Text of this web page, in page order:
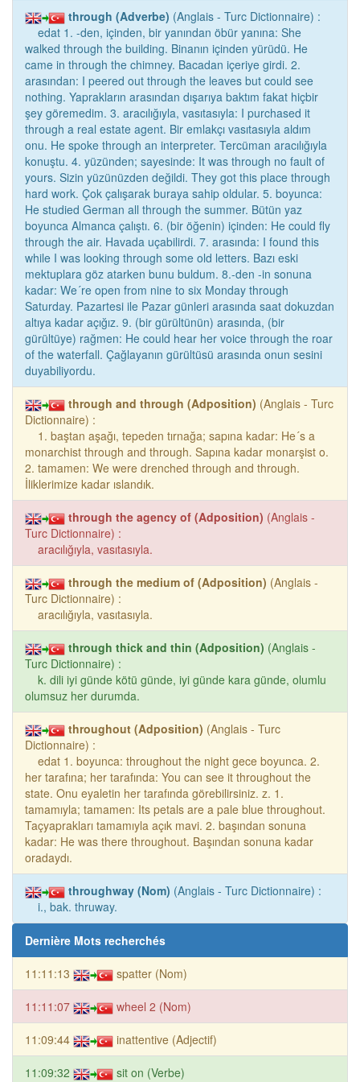
through (Adverbe) (Anglais - Turc Dictionnaire) :
edat 1. -den, içinden, bir yanından öbür yanına: She
walked through the building. Binanın içinden yürüdü. He
came in through the chimney. Bacadan içeriye girdi. 2.
arasından: I peered out through the leaves but could see
nothing. Yaprakların arasından dışarıya baktım fakat hiçbir
şey göremedim. 3. aracılığıyla, vasıtasıyla: I purchased it
through a real estate agent. Bir emlakçı vasıtasıyla aldım
onu. He spoke through an interpreter. Tercüman aracılığıyla
konuştu. 4. yüzünden; sayesinde: It was through no fault of
yours. Sizin yüzünüzden değildi. They got this place through
hard work. Çok çalışarak buraya sahip oldular. 5. boyunca:
He studied German all through the summer. Bütün yaz
boyunca Almanca çalıştı. 6. (bir öğenin) içinden: He could fly
through the air. Havada uçabilirdi. 7. arasında: I found this
while I was looking through some old letters. Bazı eski
mektuplara göz atarken bunu buldum. 8.-den -in sonuna
kadar: We´re open from nine to six Monday through
Saturday. Pazartesi ile Pazar günleri arasında saat dokuzdan
altıya kadar açığız. 9. (bir gürültünün) arasında, (bir
gürültüye) rağmen: He could hear her voice through the roar
of the waterfall. Çağlayanın gürültüsü arasında onun sesini
duyabiliyordu.
through and through (Adposition) (Anglais - Turc
Dictionnaire) :
1. baştan aşağı, tepeden tırnağa; sapına kadar: He´s a
monarchist through and through. Sapına kadar monarşist o.
2. tamamen: We were drenched through and through.
İliklerimize kadar ıslandık.
through the agency of (Adposition) (Anglais -
Turc Dictionnaire) :
aracılığıyla, vasıtasıyla.
through the medium of (Adposition) (Anglais -
Turc Dictionnaire) :
aracılığıyla, vasıtasıyla.
through thick and thin (Adposition) (Anglais -
Turc Dictionnaire) :
k. dili iyi günde kötü günde, iyi günde kara günde, olumlu
olumsuz her durumda.
throughout (Adposition) (Anglais - Turc
Dictionnaire) :
edat 1. boyunca: throughout the night gece boyunca. 2.
her tarafına; her tarafında: You can see it throughout the
state. Onu eyaletin her tarafında görebilirsiniz. z. 1.
tamamıyla; tamamen: Its petals are a pale blue throughout.
Taçyaprakları tamamıyla açık mavi. 2. başından sonuna
kadar: He was there throughout. Başından sonuna kadar
oradaydı.
throughway (Nom) (Anglais - Turc Dictionnaire) :
i., bak. thruway.
Dernière Mots recherchés
11:11:13 spatter (Nom)
11:11:07 wheel 2 (Nom)
11:09:44 inattentive (Adjectif)
11:09:32 sit on (Verbe)